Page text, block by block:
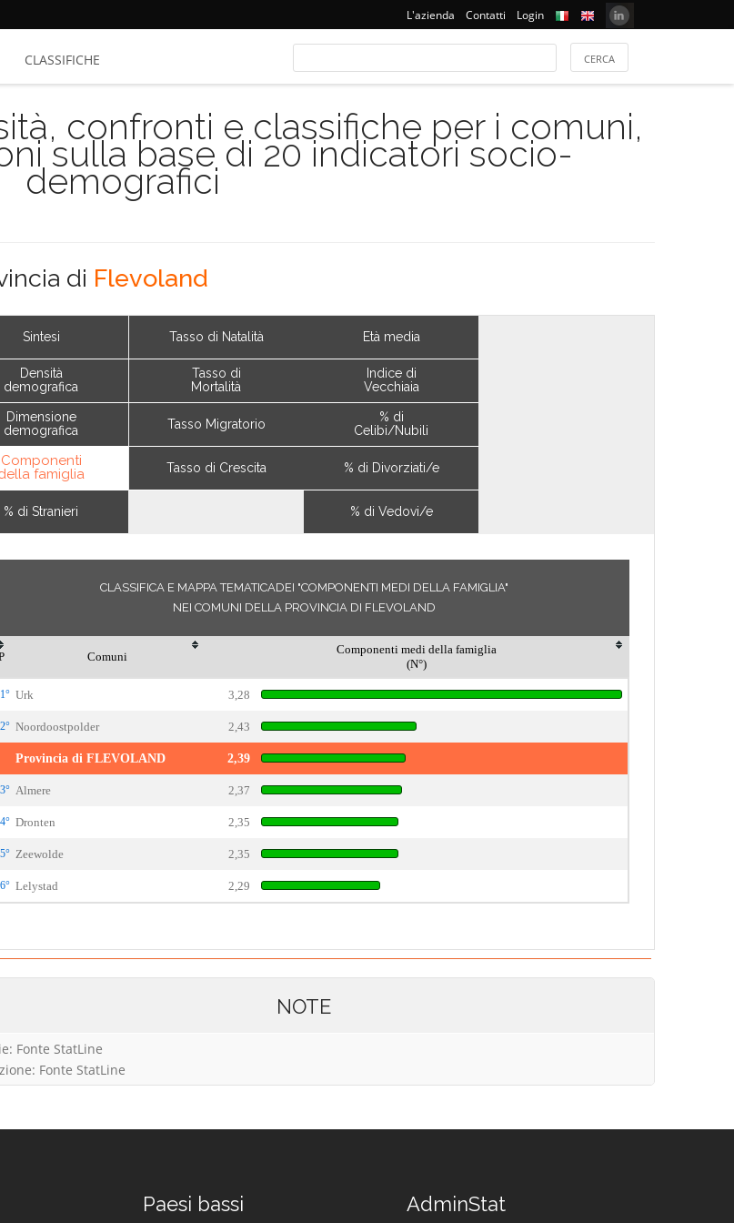
L'azienda Contatti Login
CLASSIFICHE
confronti e classifiche per i comuni,
sulla base di 20 indicatori socio-
demografici
di Flevoland
Sintesi
Densità
demografica
Dimensione
demografica
Componenti
famiglia
% di Stranieri
Tasso di Natalità
Tasso di
Mortalità
Tasso Migratorio
Tasso di Crescita
Età media
Indice di
Vecchiaia
% di
Celibi/Nubili
% di Divorziati/e
% di Vedovi/e
CLASSIFICA E MAPPA TEMATICADEI "COMPONENTI MEDI DELLA FAMIGLIA"
NEI COMUNI DELLA PROVINCIA DI FLEVOLAND
Comuni
Componenti medi della famiglia
(N°)
1° Urk 3,28
2° Noordoostpolder 2,43
Provincia di FLEVOLAND 2,39
3° Almere 2,37
4° Dronten 2,35
5° Zeewolde 2,35
6° Lelystad 2,29
NOTE
Fonte StatLine
Fonte StatLine
Paesi bassi AdminStat